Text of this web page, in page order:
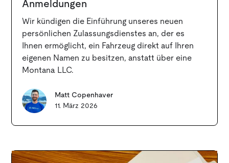
Anmeldungen
Wir kündigen die Einführung unseres neuen
persönlichen Zulassungsdienstes an, der es
Ihnen ermöglicht, ein Fahrzeug direkt auf Ihren
eigenen Namen zu besitzen, anstatt über eine
Montana LLC.
Matt Copenhaver
11. März 2026